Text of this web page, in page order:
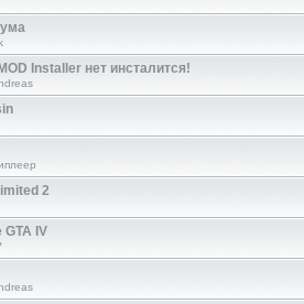
Installer нет инсталится!
2
IV